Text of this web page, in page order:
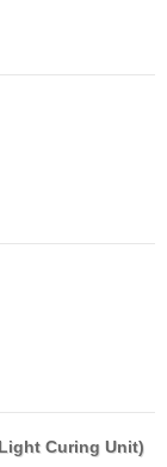
Light Curing Unit)